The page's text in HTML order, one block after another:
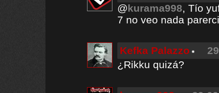
@kurama998, Tío
7 no veo nada
Kefka Palazzo
¿Rikku quizá?